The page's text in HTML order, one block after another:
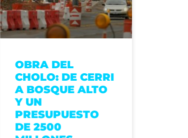
OBRA DEL
CHOLO: DE CERRI
A BOSQUE ALTO
Y UN
PRESUPUESTO
DE 2500